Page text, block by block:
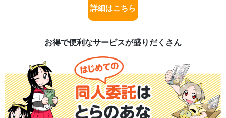
詳細はこちら
お得で便利なサービスが盛りだくさん